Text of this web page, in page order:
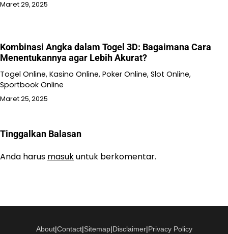
Maret 29, 2025
Kombinasi Angka dalam Togel 3D: Bagaimana Cara
Menentukannya agar Lebih Akurat?
Togel Online, Kasino Online, Poker Online, Slot Online,
Sportbook Online
Maret 25, 2025
Tinggalkan Balasan
Anda harus masukuntuk berkomentar.
About|Contact|Sitemap|Disclaimer|Privacy Policy